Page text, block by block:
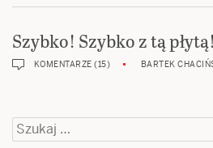
Szybko! Szybko z tą płytą!
KOMENTARZE (15) BARTEK
Szukaj: